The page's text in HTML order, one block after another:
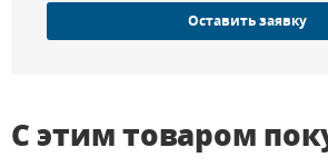
Оставить заявку
С этим товаром